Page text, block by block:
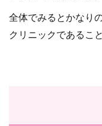
全体でみるとかなり
クリニックであるこ